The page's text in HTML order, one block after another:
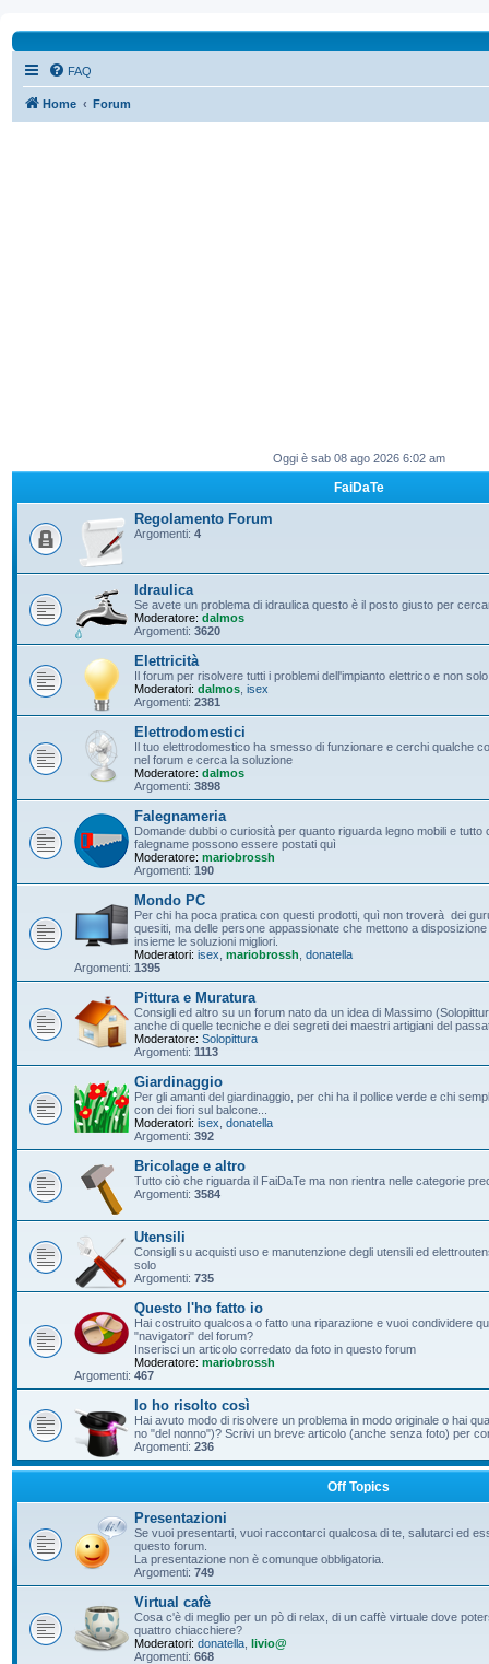
FAQ
Home Forum
Oggi è sab 08 ago 2026 6:02 am
FaiDaTe
Regolamento Forum
Argomenti: 4
Idraulica
Se avete un problema di idraulica questo è il posto giusto per
Moderatore: dalmos
Argomenti: 3620
Elettricità
Il forum per risolvere tutti i problemi dell'impianto elettrico e non solo
Moderatori: dalmos isex
Argomenti: 2381
Elettrodomestici
Il tuo elettrodomestico ha smesso di funzionare e cerchi qualche
nel forum e cerca la soluzione
Moderatore: dalmos
Argomenti: 3898
Falegnameria
Domande dubbi o curiosità per quanto riguarda legno mobili e tutto
falegname possono essere postati quì
Moderatore: mariobrossh
Argomenti: 190
Mondo PC
Per chi ha poca pratica con questi prodotti, quì non troverà dei
quesiti, ma delle persone appassionate che mettono a
insieme le soluzioni migliori.
Moderatori: isex mariobrossh donatella
Argomenti: 1395
Pittura e Muratura
Consigli ed altro su un forum nato da un idea di Massimo
anche di quelle tecniche e dei segreti dei maestri artigiani del
Moderatore: Solopittura
Argomenti: 1113
Giardinaggio
Per gli amanti del giardinaggio, per chi ha il pollice verde e chi
con dei fiori sul balcone...
Moderatori: isex donatella
Argomenti: 392
Bricolage e altro
Tutto ciò che riguarda il FaiDaTe ma non rientra nelle categorie
Argomenti: 3584
Utensili
Consigli su acquisti uso e manutenzione degli utensili ed
solo
Argomenti: 735
Questo l'ho fatto io
Hai costruito qualcosa o fatto una riparazione e vuoi condividere
"navigatori" del forum?
Inserisci un articolo corredato da foto in questo forum
Moderatore: mariobrossh
Argomenti: 467
Io ho risolto così
Hai avuto modo di risolvere un problema in modo originale o hai
no "del nonno")? Scrivi un breve articolo (anche senza foto) per
Argomenti: 236
Off Topics
Presentazioni
Se vuoi presentarti, vuoi raccontarci qualcosa di te, salutarci ed
questo forum.
La presentazione non è comunque obbligatoria.
Argomenti: 749
Virtual cafè
Cosa c'è di meglio per un pò di relax, di un caffè virtuale dove
quattro chiacchiere?
Moderatori: donatella livio@
Argomenti: 668